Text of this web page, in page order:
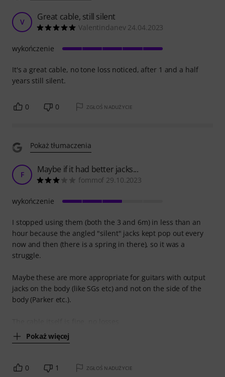
V Great cable, still silent
Valentindanev 24.04.2023
It's a great cable, no tone loss noticed, after 1 and a half
years still silent.
wykończenie
0 0 ZGŁOŚ NADUŻYCIE
Pokaż tłumaczenia
F Maybe if it had better jacks...
fommof 29.10.2023
I stopped using them (both the 3 and 6m) in less than an
hour because the angled "silent" jacks kept pop out every
now and then (there is a spring in there), so it was a
struggle.
Maybe these are more appropriate for guitars with output
jacks on the body (like SGs etc) and not on the side of the
body (Parker etc.).
Pokaż więcej
wykończenie
0 1 ZGŁOŚ NADUŻYCIE